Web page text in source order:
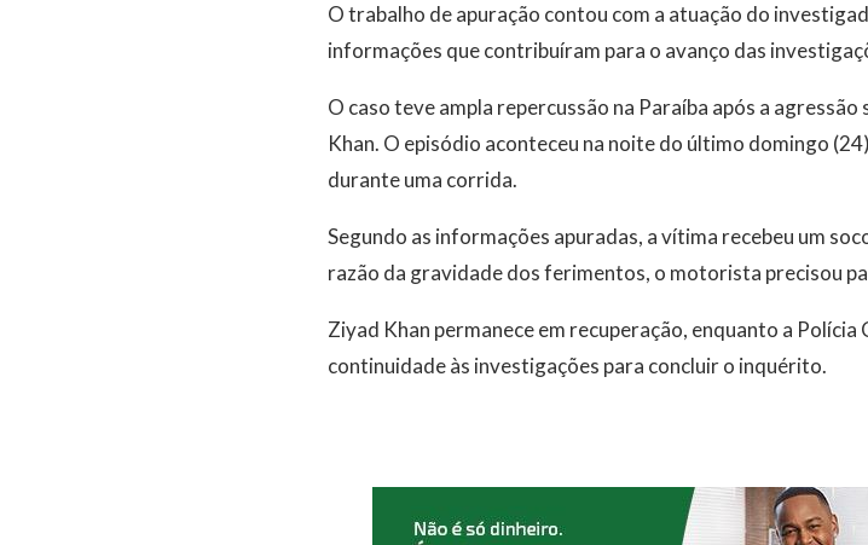
O trabalho de apuração contou com a atuação do
informações que contribuíram para o avanço das
O caso teve ampla repercussão na Paraíba após a
Khan. O episódio aconteceu na noite do último domingo
durante uma corrida.
Segundo as informações apuradas, a vítima recebeu um
razão da gravidade dos ferimentos, o motorista precisou
Ziyad Khan permanece em recuperação, enquanto a Polícia
continuidade às investigações para concluir o inquérito.